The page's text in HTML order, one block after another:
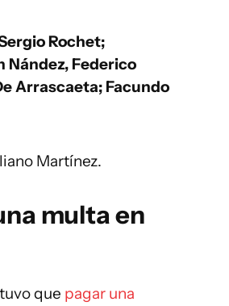
Rochet;
Nández, Federico
Arrascaeta; Facundo
Martínez.
multa en
que pagar una